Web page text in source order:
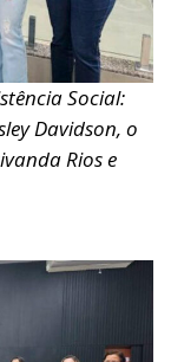
Social:
Davidson, o
Rios e